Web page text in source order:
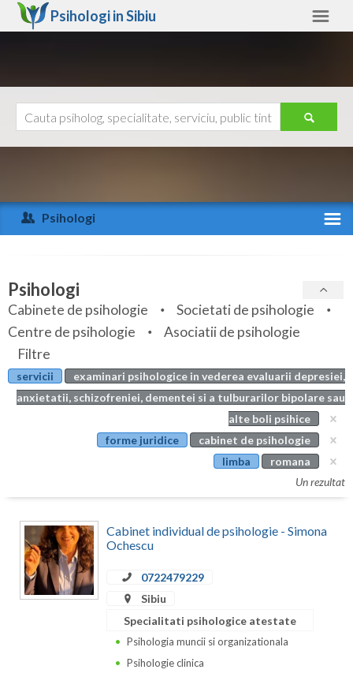
Psihologi inSibiu
Arad
Arges
Bihor
Bistrita-Nasaud
Botosani
Braila
Calarasi
Caras-Severin
Cluj
Ajutor
Psihologi
Specialitati
Servicii
Articole
Evenimente
Psihologi
Cabinete de psihologie
Societati de psihologie
Centre de psihologie
Asociatii de psihologie
Filtre
servicii
examinari psihologice in vederea evaluarii depresiei,
anxietatii, schizofreniei, dementei si a tulburarilor bipolare sau
alte boli psihice
forme juridice
cabinet de psihologie
limba
romana
Un rezultat
Cabinet individual de psihologie - Simona
Ochescu
0722479229
Sibiu
Specialitati psihologice atestate
Psihologia muncii si organizationala
Psihologie clinica